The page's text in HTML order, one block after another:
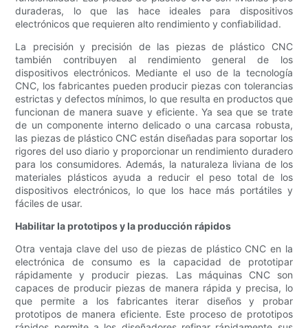
duraderas, lo que las hace ideales para dispositivos
electrónicos que requieren alto rendimiento y confiabilidad.
La precisión y precisión de las piezas de plástico CNC
también contribuyen al rendimiento general de los
dispositivos electrónicos. Mediante el uso de la tecnología
CNC, los fabricantes pueden producir piezas con tolerancias
estrictas y defectos mínimos, lo que resulta en productos que
funcionan de manera suave y eficiente. Ya sea que se trate
de un componente interno delicado o una carcasa robusta,
las piezas de plástico CNC están diseñadas para soportar los
rigores del uso diario y proporcionar un rendimiento duradero
para los consumidores. Además, la naturaleza liviana de los
materiales plásticos ayuda a reducir el peso total de los
dispositivos electrónicos, lo que los hace más portátiles y
fáciles de usar.
Habilitar la prototipos y la producción rápidos
Otra ventaja clave del uso de piezas de plástico CNC en la
electrónica de consumo es la capacidad de prototipar
rápidamente y producir piezas. Las máquinas CNC son
capaces de producir piezas de manera rápida y precisa, lo
que permite a los fabricantes iterar diseños y probar
prototipos de manera eficiente. Este proceso de prototipos